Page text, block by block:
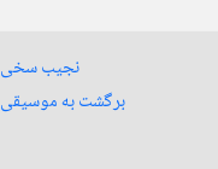
نجیب سخی
برگشت به موسیقی